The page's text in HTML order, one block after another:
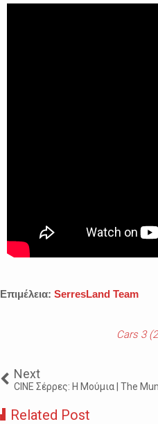
Επιμέλεια: SerresLand Team
Cars 3
Next
CINE Σέρρες: Η Μούμια | The
Related Post